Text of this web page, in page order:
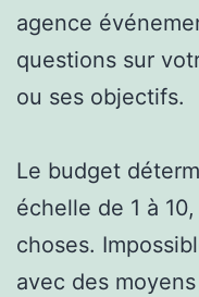
agence
questions sur
ou ses objectifs.
Le budget
échelle de 1 à
choses.
avec des